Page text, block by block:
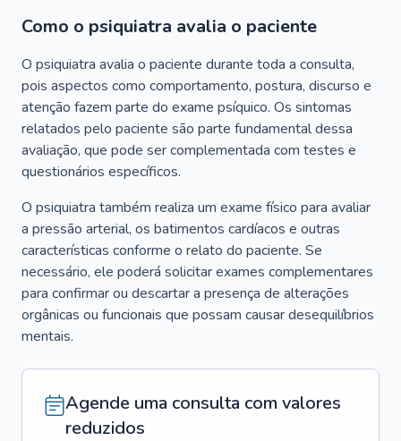
Como o psiquiatra avalia o paciente
O psiquiatra avalia o paciente durante toda a consulta,
pois aspectos como comportamento, postura, discurso e
atenção fazem parte do exame psíquico. Os sintomas
relatados pelo paciente são parte fundamental dessa
avaliação, que pode ser complementada com testes e
questionários específicos.
O psiquiatra também realiza um exame físico para avaliar
a pressão arterial, os batimentos cardíacos e outras
características conforme o relato do paciente. Se
necessário, ele poderá solicitar exames complementares
para confirmar ou descartar a presença de alterações
orgânicas ou funcionais que possam causar desequilíbrios
mentais.
Agende uma consulta com valores
reduzidos